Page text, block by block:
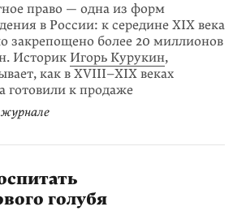
право — одна из форм
в России: к середине XIX века
закрепощено более 20 миллионов
Историк Игорь Курукин,
как в XVIII–XIX веках
готовили к продаже
журнале
голубя